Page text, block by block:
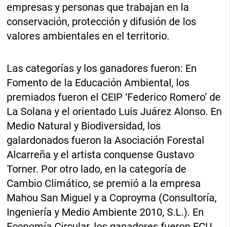
empresas y personas que trabajan en la
conservación, protección y difusión de los
valores ambientales en el territorio.
Las categorías y los ganadores fueron: En
Fomento de la Educación Ambiental, los
premiados fueron el CEIP ‘Federico Romero’ de
La Solana y el orientado Luis Juárez Alonso. En
Medio Natural y Biodiversidad, los
galardonados fueron la Asociación Forestal
Alcarreña y el artista conquense Gustavo
Torner. Por otro lado, en la categoría de
Cambio Climático, se premió a la empresa
Mahou San Miguel y a Coproyma (Consultoría,
Ingeniería y Medio Ambiente 2010, S.L.). En